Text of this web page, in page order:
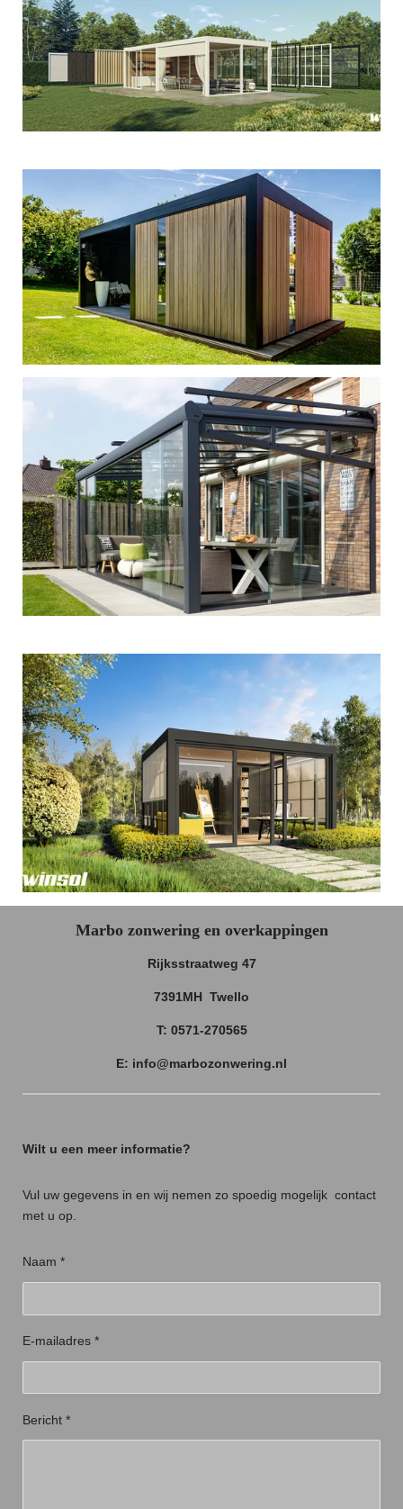
Marbo zonwering en overkappingen
Rijksstraatweg 47
7391MH Twello
T: 0571-270565
E: info@marbozonwering.nl
Wilt u een meer informatie?
Vul uw gegevens in en wij nemen zo spoedig mogelijk contact
met u op.
Naam *
E-mailadres *
Bericht *